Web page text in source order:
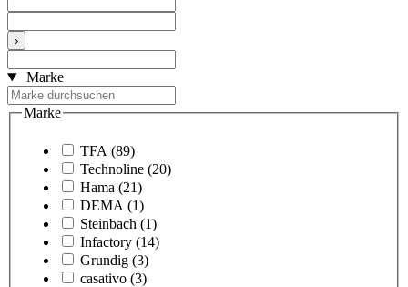
›
Marke
Marke
TFA (89)
Technoline (20)
Hama (21)
DEMA (1)
Steinbach (1)
Infactory (14)
Grundig (3)
casativo (3)